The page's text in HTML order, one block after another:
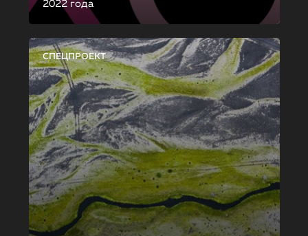
2022 года
СПЕЦПРОЕКТ